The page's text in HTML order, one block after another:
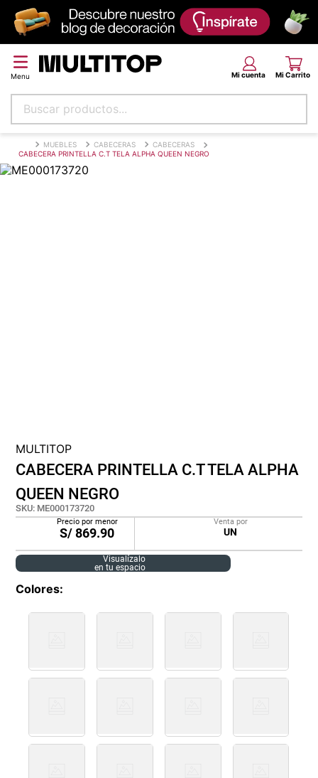
Buscar productos...
MUEBLES CABECERAS
CABECERAS
CABECERA PRINTELLA C.T TELA ALPHA QUEEN NEGRO
MULTITOP
CABECERA PRINTELLA C.T TELA ALPHA
QUEEN NEGRO
SKU: ME000173720
Precio por menor
S/869.90
Venta por
UN
Visualízalo
en tu espacio
Colores
Términos más buscados
papel tapiz